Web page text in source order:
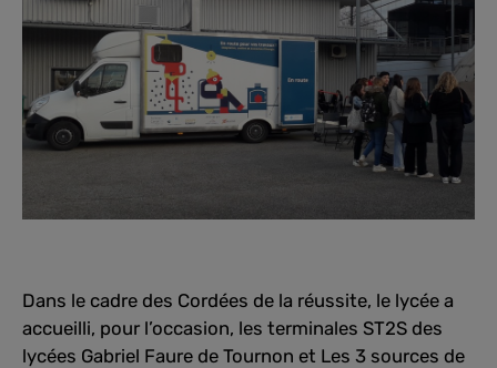
Dans le cadre des Cordées de la réussite, le lycée a
accueilli, pour l’occasion, les terminales ST2S des
lycées Gabriel Faure de Tournon et Les 3 sources de